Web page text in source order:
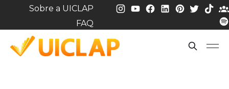
Sobre a UICLAP
FAQ